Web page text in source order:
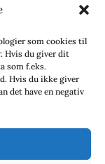
som cookies til
Hvis du giver dit
som f.eks.
Hvis du ikke giver
det have en negativ
(Ö.)
(VdÜ)